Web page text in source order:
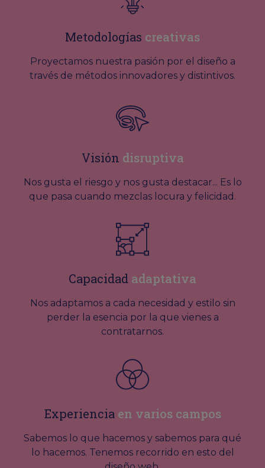
Metodologías creativas
Proyectamos nuestra pasión por el diseño a
través de métodos innovadores y distintivos.
Visión disruptiva
Nos gusta el riesgo y nos gusta destacar... Es lo
que pasa cuando mezclas locura y felicidad.
Capacidad adaptativa
Nos adaptamos a cada necesidad y estilo sin
perder la esencia por la que vienes a
contratarnos.
Experiencia en varios campos
Sabemos lo que hacemos y sabemos para qué
lo hacemos. Tenemos recorrido en esto del